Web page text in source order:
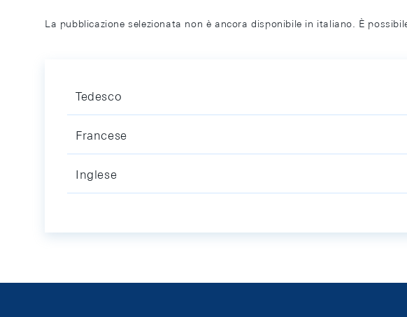
La pubblicazione selezionata non è ancora disponibile in italiano. È
Tedesco
Francese
Inglese